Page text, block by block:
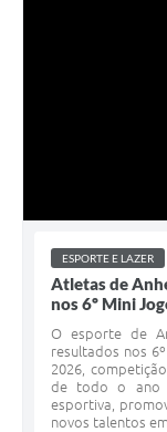
ESPORTE E LAZER
Atletas de
nos 6º Mini
O esporte de
resultados nos
2026,
de todo o ano
esportiva,
novos talentos em